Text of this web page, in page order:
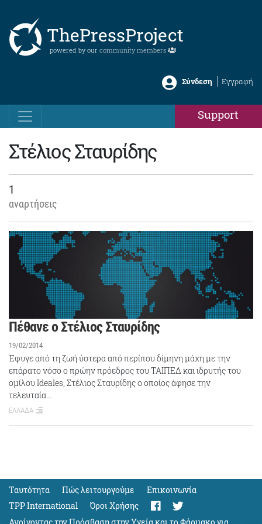
ThePressProject
powered by our community members
Σύνδεση Εγγραφή
Support
Στέλιος Σταυρίδης
1
αναρτήσεις
Πέθανε ο Στέλιος Σταυρίδης
19/02/2014
Έφυγε από τη ζωή ύστερα από περίπου δίμηνη μάχη με την
επάρατο νόσο ο πρώην πρόεδρος του ΤΑΙΠΕΔ και ιδρυτής του
ομίλου Ideales, Στέλιος Σταυρίδης ο οποίος άφησε την
τελευταία…
ΕΛΛΑΔΑ
Ταυτότητα Πώς λειτουργούμε
Eπικοινωνία
TPP International
Όροι Χρήσης